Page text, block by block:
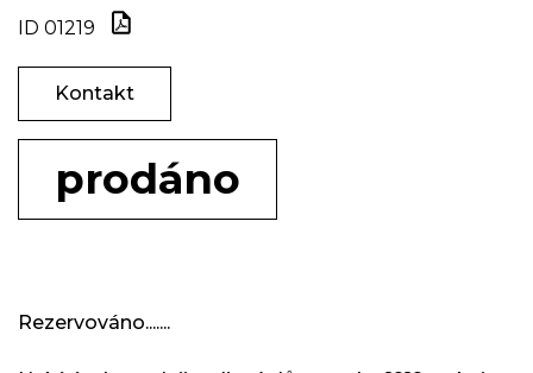
ID 01219
Kontakt
prodáno
Rezervováno.......